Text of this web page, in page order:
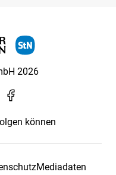
2026
können
Mediadaten